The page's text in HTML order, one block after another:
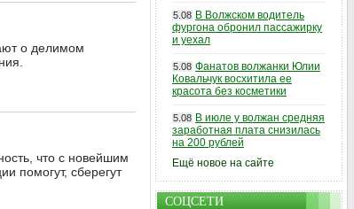
о делимом
что с новейшим
помогут, сберегут
5.08 В Волжском водитель
фургона обронил пассажирку
и уехал
5.08 Фанатов волжанки Юлии
Ковальчук восхитила ее
красота без косметики
5.08 В июле у волжан средняя
заработная плата снизилась
на 200 рублей
Ещё новое на сайте
СОЦСЕТИ